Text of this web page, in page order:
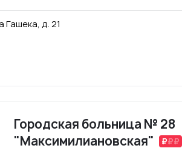
Гашека, д. 21
Городская больница № 28
"Максимилиановская"